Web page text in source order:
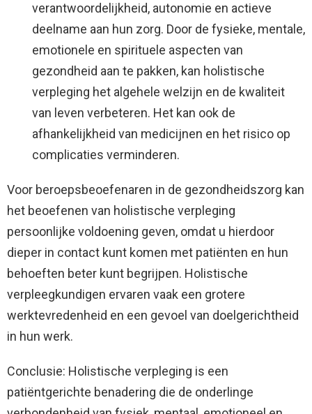
verantwoordelijkheid, autonomie en actieve
deelname aan hun zorg. Door de fysieke, mentale,
emotionele en spirituele aspecten van
gezondheid aan te pakken, kan holistische
verpleging het algehele welzijn en de kwaliteit
van leven verbeteren. Het kan ook de
afhankelijkheid van medicijnen en het risico op
complicaties verminderen.
Voor beroepsbeoefenaren in de gezondheidszorg kan
het beoefenen van holistische verpleging
persoonlijke voldoening geven, omdat u hierdoor
dieper in contact kunt komen met patiënten en hun
behoeften beter kunt begrijpen. Holistische
verpleegkundigen ervaren vaak een grotere
werktevredenheid en een gevoel van doelgerichtheid
in hun werk.
Conclusie: Holistische verpleging is een
patiëntgerichte benadering die de onderlinge